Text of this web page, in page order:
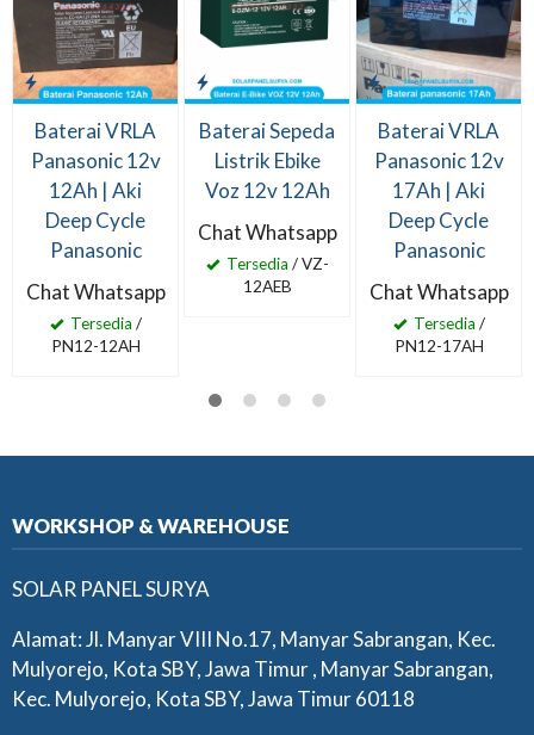
Baterai VRLA
Panasonic 12v
12Ah | Aki
Deep Cycle
Panasonic
Chat Whatsapp
Tersedia /
PN12-12AH
Baterai Sepeda
Listrik Ebike
Voz 12v 12Ah
Chat Whatsapp
Tersedia / VZ-
12AEB
Baterai VRLA
Panasonic 12v
17Ah | Aki
Deep Cycle
Panasonic
Chat Whatsapp
Tersedia /
PN12-17AH
WORKSHOP & WAREHOUSE
SOLAR PANEL SURYA
Alamat: Jl. Manyar VIII No.17, Manyar Sabrangan, Kec.
Mulyorejo, Kota SBY, Jawa Timur , Manyar Sabrangan,
Kec. Mulyorejo, Kota SBY, Jawa Timur 60118